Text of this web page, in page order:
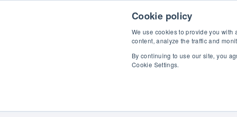
Cookie policy
We use cookies to provide you with
content, analyze the traffic and
By continuing to use our site, you
Cookie Settings.